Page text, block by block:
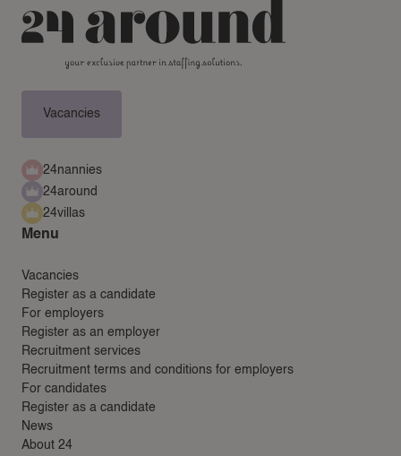
Vacancies
24nannies
24around
24villas
Menu
Vacancies
Register as a candidate
For employers
Register as an employer
Recruitment services
Recruitment terms and conditions for employers
For candidates
Register as a candidate
News
About 24